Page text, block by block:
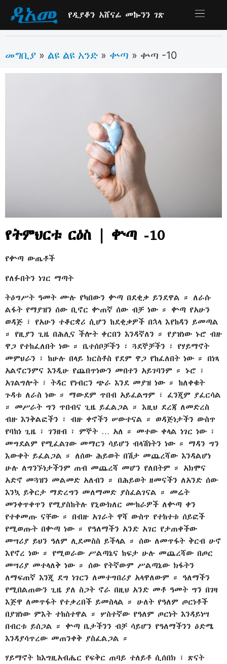
የዲያቆን አሸናፊ መኰንን ገጽ
መግቢያ » ልዩ ልዩ አንድ » ቍጣ » ቍጣ -10
የትምህርቱ ርዕስ | ቍጣ -10
የቍጣ ውጤቶች
የለፉበትን ነገር ማጣት
ትዕግሥት ዓመት ሙሉ የካበውን ቍጣ በደቂቃ ይንደዋል ። ለራሱ
ልፋት የማያዝን ሰው ቢኖር ቍጠኛ ሰው ብቻ ነው ። ቍጣ የአሁን
ወዳጅ ፣ የአሁን ተቆርቋሪ ሲሆን ከደቂቃዎች በኋላ እየከዳን ይመጣል
። የዚያን ጊዜ በሕሊና ችሎት ቀርበን እንዳኛለን ። የያዝነው ኑሮ ብዙ
ዋጋ የተከፈለበት ነው ። ቤተሰቦቻችን ፣ ጓደኞቻችን ፣ የሃይማኖት
መምህራን ፣ ከሁሉ በላይ ክርስቶስ የደም ዋጋ የከፈለበት ነው ። በነጻ
አልኖርንምና እንዲሁ የጨበጥነውን መበተን አይገባንም ። ኑሮ ፣
አገልግሎት ፣ ትዳር የነብርን ጭራ እንደ መያዝ ነው ። ከለቀቁት
ጉዳቱ ለራስ ነው ። ማውደም ጥበብ አይፈልግም ፣ ፈንጂም ያፈርሳል
። መሥራት ግን ጥበብና ጊዜ ይፈልጋል ። እዚህ ደረጃ ለመድረስ
ብዙ እንቅልፎችን ፣ ብዙ ቀኖችን ሠውተናል ። ወዳጅነታችን ውስጥ
የባከነ ጊዜ ፣ ገንዘብ ፣ ምኞት … አለ ። መተው ቀላል ነገር ነው ፣
መግደልም የሚፈልገው መማርን ሳይሆን ብላሽነትን ነው ። ማዳን ግን
እውቀት ይፈልጋል ። ለሰው ሕይወት በሽታ መጨረሻው እንዳልሆነ
ሁሉ ለግንኙነታችንም ጠብ መጨረሻ መሆን የለበትም ። አክሞና
አድኖ መጓዝን መልመድ አለብን ። በሕይወት ዘመናችን ለአንድ ሰው
እንኳ ይቅርታ ማድረግን መለማመድ ያስፈልገናል ። መሬት
መንቀጥቀጥን የሚያስከትሉ የኒውክለር ሙከራዎች ለቍጣ ቀን
የተቀመጡ ናቸው ። በብዙ አገራት ዋሻ ውስጥ የተከተቱ ሰይፎች
የሚወጡት በቍጣ ነው ። የዓለማችን አንድ አገር የታጠቀችው
መሣሪያ ይህን ዓለም ሊደመስስ ይችላል ። ሰው ለመጥፋት ቅርብ ሁኖ
እየኖረ ነው ። የሚወራው ሥልጣኔና ከፍታ ሁሉ መጨረሻው በጦር
መሣሪያ መተላለቅ ነው ። ሰው የትኛውም ሥልጣኔው ክፋትን
ለማፍጠኛ እንጂ ደግ ነገርን ለመተግበሪያ አላዋለውም ። ዓለማችን
የሚበልጠውን ጊዜ ያለ ስጋት ኖራ በዚህ አንድ መቶ ዓመት ግን በገዛ
እጅዋ ለመጥፋት የተቃረበች ይመስላል ። ሁለት የዓለም ጦርነቶች
በያዝነው ምእት ተከስተዋል ። ሦስተኛው የዓለም ጦርነት እንዳይነሣ
በብርቱ ይሰጋል ። ቍጣ ቤታችንን ብቻ ሳይሆን የዓለማችንን ዕድሜ
እንዳያሳጥረው መጠንቀቅ ያስፈልጋል ።
ሃይማኖት ከእግዚአብሔር የፍቅር ጠባይ ተለይቶ ሲሰበክ ፣ ጽናት